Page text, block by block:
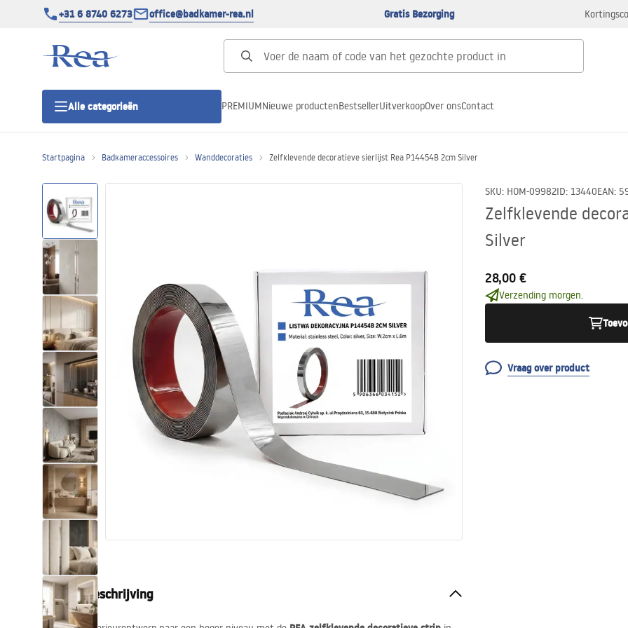
+31 6 8740 6273 office@badkamer-rea.nl Gratis Bezorging
Alle categorieën
Douchedeur
Lineaire Douchegoten
Toiletten
Wastafels
Baden en badwanden
Kranen
Douches
Badkameraccessoires
PREMIUMNieuwe productenBestsellerUitverkoopOver onsContact
Startpagina Badkameraccessoires Wanddecoraties Zelfklevende decoratieve sierlijst Rea P14454B 2cm Silver
SKU: HOM-09982ID: 13440EAN:
Zelfklevende
Silver
28,00 €
Verzending morgen.
Vraag over product
Productbeschrijving